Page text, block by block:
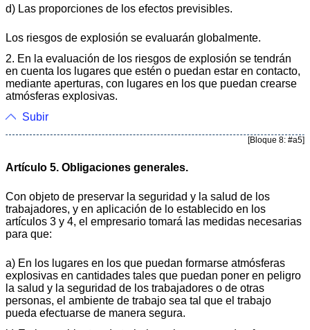
d) Las proporciones de los efectos previsibles.
Los riesgos de explosión se evaluarán globalmente.
2. En la evaluación de los riesgos de explosión se tendrán
en cuenta los lugares que estén o puedan estar en contacto,
mediante aperturas, con lugares en los que puedan crearse
atmósferas explosivas.
Subir
[Bloque 8: #a5]
Artículo 5. Obligaciones generales.
Con objeto de preservar la seguridad y la salud de los
trabajadores, y en aplicación de lo establecido en los
artículos 3 y 4, el empresario tomará las medidas necesarias
para que:
a) En los lugares en los que puedan formarse atmósferas
explosivas en cantidades tales que puedan poner en peligro
la salud y la seguridad de los trabajadores o de otras
personas, el ambiente de trabajo sea tal que el trabajo
pueda efectuarse de manera segura.